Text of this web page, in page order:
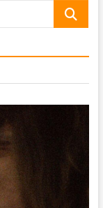
keresés